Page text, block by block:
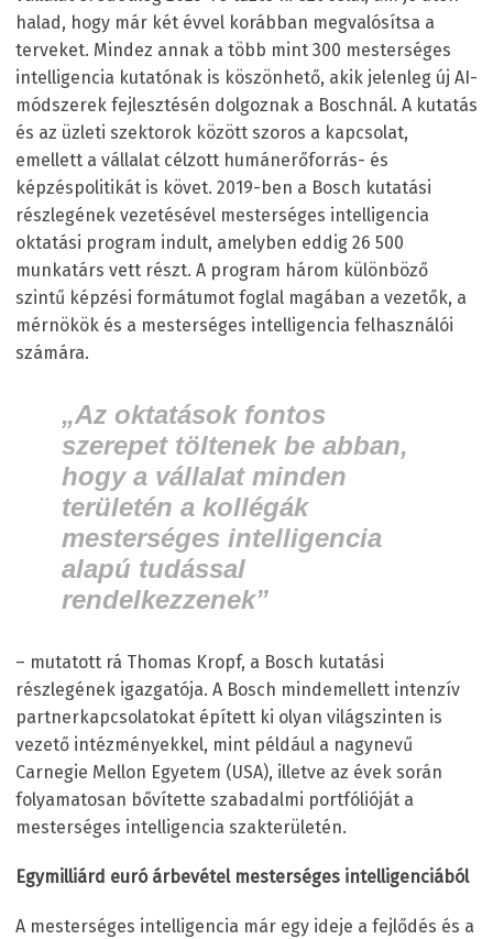
halad, hogy már két évvel korábban megvalósítsa a
terveket. Mindez annak a több mint 300 mesterséges
intelligencia kutatónak is köszönhető, akik jelenleg új AI-
módszerek fejlesztésén dolgoznak a Boschnál. A kutatás
és az üzleti szektorok között szoros a kapcsolat,
emellett a vállalat célzott humánerőforrás- és
képzéspolitikát is követ. 2019-ben a Bosch kutatási
részlegének vezetésével mesterséges intelligencia
oktatási program indult, amelyben eddig 26 500
munkatárs vett részt. A program három különböző
szintű képzési formátumot foglal magában a vezetők, a
mérnökök és a mesterséges intelligencia felhasználói
számára.
„Az oktatások fontos
szerepet töltenek be abban,
hogy a vállalat minden
területén a kollégák
mesterséges intelligencia
alapú tudással
rendelkezzenek”
– mutatott rá Thomas Kropf, a Bosch kutatási
részlegének igazgatója. A Bosch mindemellett intenzív
partnerkapcsolatokat épített ki olyan világszinten is
vezető intézményekkel, mint például a nagynevű
Carnegie Mellon Egyetem (USA), illetve az évek során
folyamatosan bővítette szabadalmi portfólióját a
mesterséges intelligencia szakterületén.
Egymilliárd euró árbevétel mesterséges intelligenciából
A mesterséges intelligencia már egy ideje a fejlődés és a